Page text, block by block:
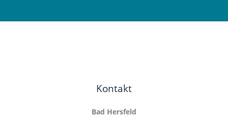
Kontakt
Bad Hersfeld